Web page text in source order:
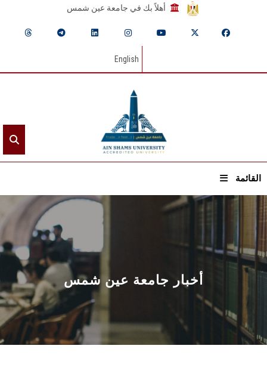
أهلاً بك في جامعة عين شمس
English
القائمة
الرئيسيـة
عن الجامعة
القطاعـات
الشئون الأكاديمية
البحث العلمي
أخبار جامعة عين شمس